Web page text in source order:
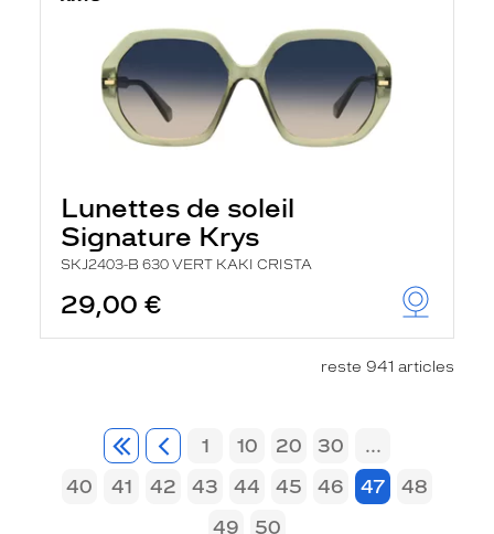
Lunettes de soleil
Signature Krys
SKJ2403-B 630 VERT KAKI CRISTA
29,00 €
reste 941 articles
1 10 20 30
...
40
41 42 43 44 45 46 47
48
49
50